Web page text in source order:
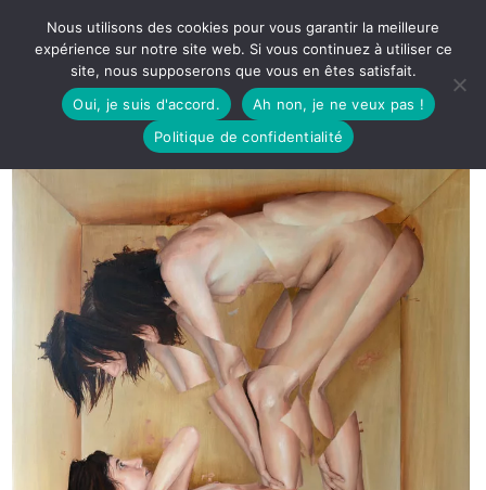
Nous utilisons des cookies pour vous garantir la meilleure
expérience sur notre site web. Si vous continuez à utiliser ce
site, nous supposerons que vous en êtes satisfait.
Oui, je suis d'accord.
Ah non, je ne veux pas !
Politique de confidentialité